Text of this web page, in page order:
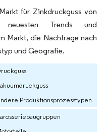
für Zinkdruckguss von
neuesten Trends und
Markt, die Nachfrage nach
und Geografie.
Produktionsprozesstypen